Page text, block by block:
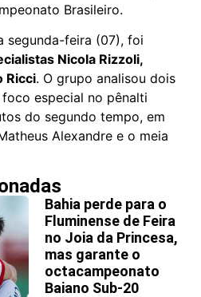
Brasileiro.
segunda-feira (07), foi
Nicola Rizzoli,
Ricci. O grupo analisou dois
especial no pênalti
do segundo tempo, em
Alexandre e o meia
Bahia perde para o
Fluminense de Feira
no Joia da Princesa,
mas garante o
octacampeonato
Baiano Sub-20